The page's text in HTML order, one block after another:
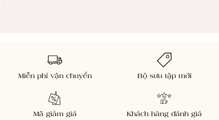
Miễn phí vận chuyển Bộ sưu tập mới
Mã giảm giá Khách hàng đánh giá